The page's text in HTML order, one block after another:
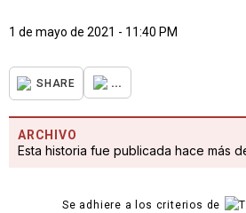
1 de mayo de 2021 - 11:40 PM
SHARE ...
ARCHIVO
Esta historia fue publicada hace más
Se adhiere a los criterios de